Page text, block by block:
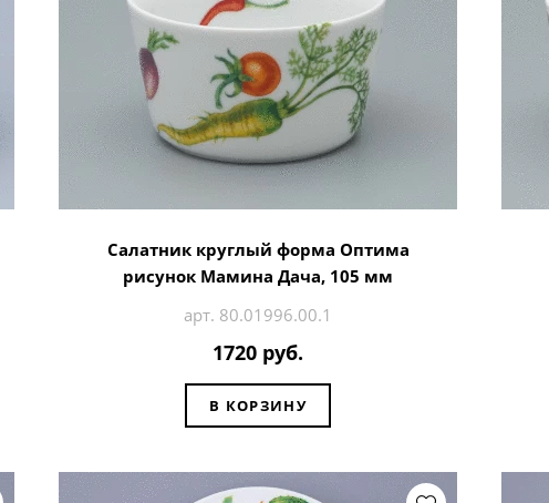
Салатник круглый форма Оптима
рисунок Мамина Дача, 105 мм
арт. 80.01996.00.1
1720 руб.
В КОРЗИНУ